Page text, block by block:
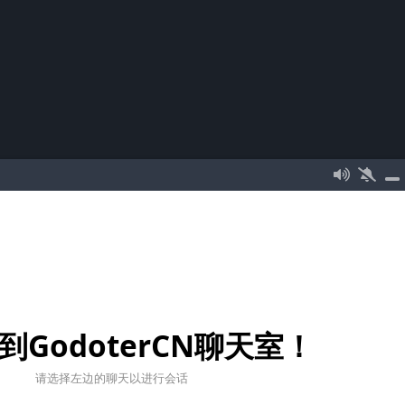
GodoterCN聊天室！
请选择左边的聊天以进行会话